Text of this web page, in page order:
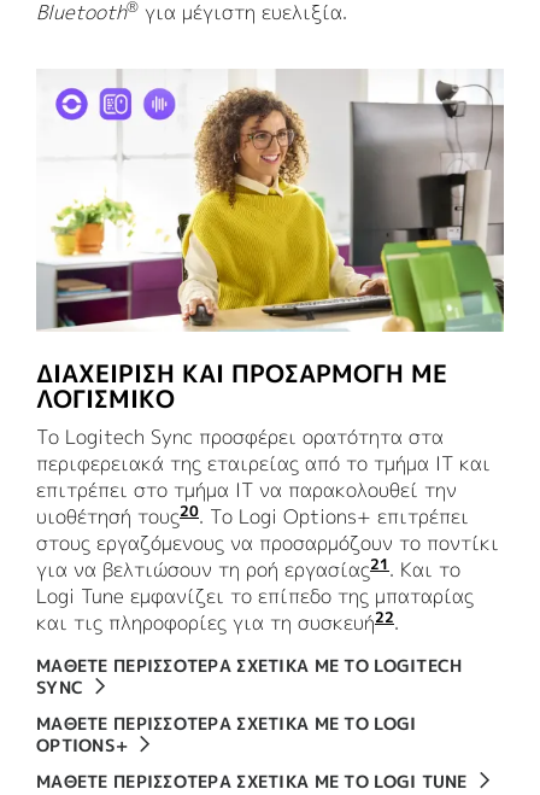
Bluetooth® για μέγιστη ευελιξία.
ΔΙΑΧΕΊΡΙΣΗ ΚΑΙ ΠΡΟΣΑΡΜΟΓΉ ΜΕ
ΛΟΓΙΣΜΙΚΌ
Το Logitech Sync προσφέρει ορατότητα στα
περιφερειακά της εταιρείας από το τμήμα ΙΤ και
επιτρέπει στο τμήμα IT να παρακολουθεί την
υιοθέτησή τους20Απαιτείται λήψη του Logi Tune
. Το Logi Options+ επιτρέπει
στους εργαζόμενους να προσαρμόζουν το ποντίκι
για να βελτιώσουν τη ροή εργασίας21τους
. Και το
Logi Tune εμφανίζει το επίπεδο της μπαταρίας
και τις πληροφορίες για τη συσκευή22Διαθέσιμο
.
ΜΑΘΕΤΕ ΠΕΡΙΣΣΟΤΕΡΑ ΣΧΕΤΙΚΑ ΜΕ ΤΟ LOGITECH
SYNC
ΜAΘΕΤΕ ΠΕΡΙΣΣOΤΕΡΑ ΣΧΕΤΙΚA ΜΕ ΤΟ LOGI
OPTIONS+
ΜΑΘΕΤΕ ΠΕΡΙΣΣΟΤΕΡΑ ΣΧΕΤΙΚΑ ΜΕ ΤΟ LOGI TUNE